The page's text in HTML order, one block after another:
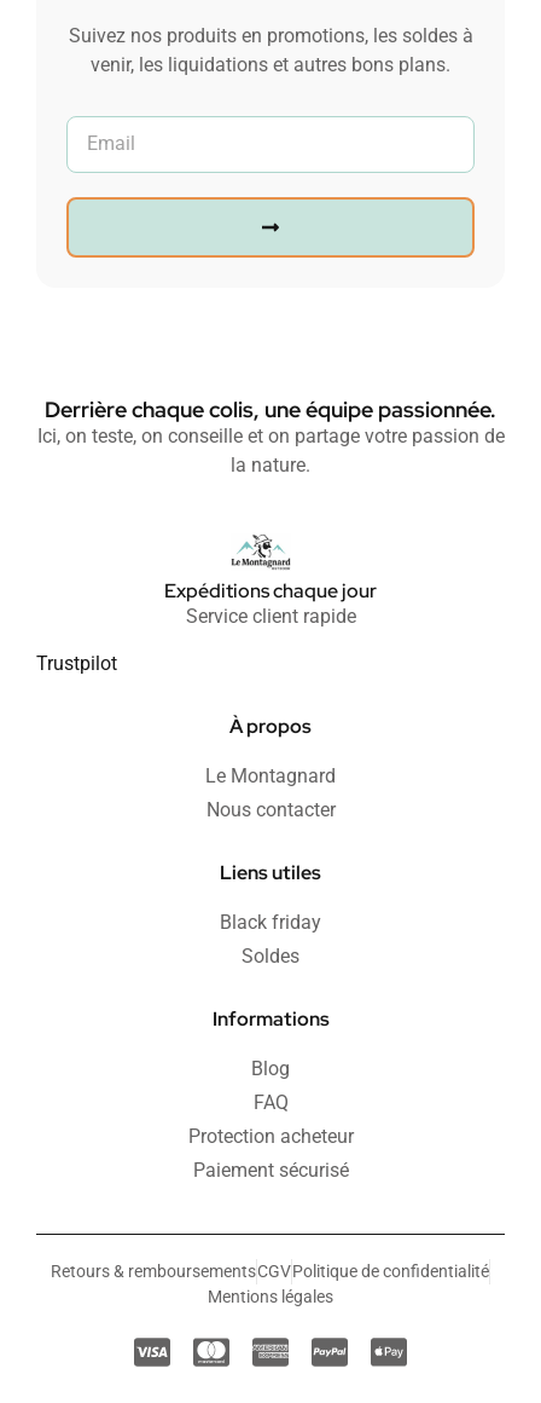
Suivez nos produits en promotions, les soldes à
venir, les liquidations et autres bons plans.
Derrière chaque colis, une équipe passionnée.
Ici, on teste, on conseille et on partage votre passion de
la nature.
Expéditions chaque jour
Service client rapide
Trustpilot
À propos
Le Montagnard
Nous contacter
Liens utiles
Black friday
Soldes
Informations
Blog
FAQ
Protection acheteur
Paiement sécurisé
Retours & remboursementsCGVPolitique de confidentialité
Mentions légales